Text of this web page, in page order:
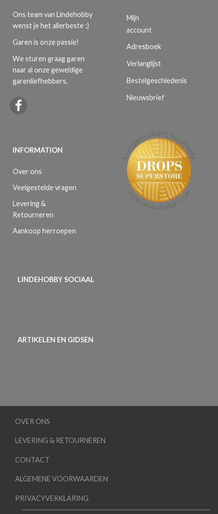
Ons team van Lindehobby
wenst je het allerbeste :)
Garen is onze passie!
We sturen graag garen
naar al onze geweldige
garenliefhebbers.
INFORMATION
Over ons
Veelgestelde vragen
Levering &
Retourneren
Aankoop herroepen
Mijn
account
Adresboek
Verlanglijst
Bestelgeschiedenis
Nieuwsbrief
LINDEHOBBY SOCIAAL
ARTIKELEN EN GIDSEN
OVER ONS
LEVERING & RETOURNEREN
CONTACT
ALGEMENE VOORWAARDEN
PRIVACYVERKLARING